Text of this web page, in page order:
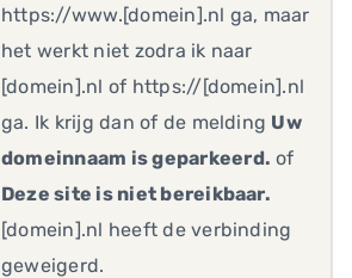
https://www.[domein].nl ga, maar
het werkt niet zodra ik naar
[domein].nl of https://[domein].nl
ga. Ik krijg dan of de melding Uw
domeinnaam is geparkeerd. of
Deze site is niet bereikbaar.
[domein].nl heeft de verbinding
geweigerd.